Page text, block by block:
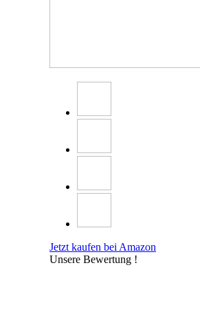
Jetzt kaufen bei Amazon
Unsere Bewertung !